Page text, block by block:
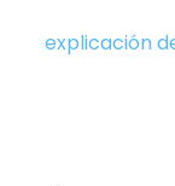
explicación